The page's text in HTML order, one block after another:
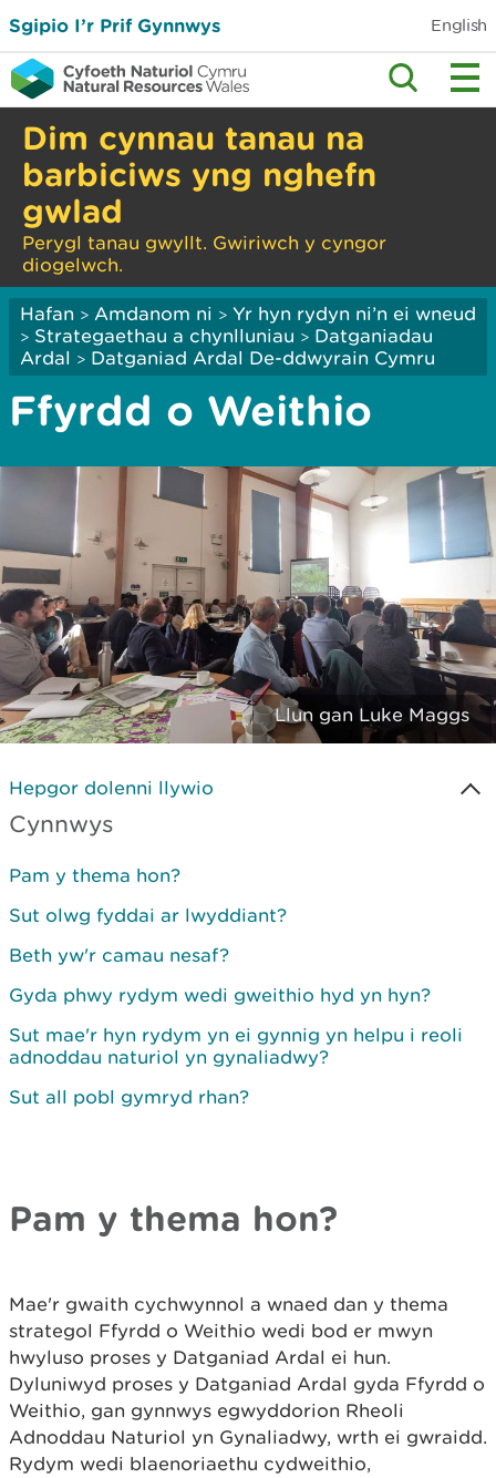
Sgipio I’r Prif Gynnwys English
Dim cynnau tanau na
barbiciws yng nghefn
gwlad
Perygl tanau gwyllt. Gwiriwch y cyngor
diogelwch.
Hafan > Amdanom ni > Yr hyn rydyn ni’n ei wneud
> Strategaethau a chynlluniau > Datganiadau
Ardal > Datganiad Ardal De-ddwyrain Cymru
Ffyrdd o Weithio
Llun gan Luke Maggs
Hepgor dolenni llywio
Cynnwys
Pam y thema hon?
Sut olwg fyddai ar lwyddiant?
Beth yw'r camau nesaf?
Gyda phwy rydym wedi gweithio hyd yn hyn?
Sut mae'r hyn rydym yn ei gynnig yn helpu i reoli
adnoddau naturiol yn gynaliadwy?
Sut all pobl gymryd rhan?
Pam y thema hon?
Mae'r gwaith cychwynnol a wnaed dan y thema
strategol Ffyrdd o Weithio wedi bod er mwyn
hwyluso proses y Datganiad Ardal ei hun.
Dyluniwyd proses y Datganiad Ardal gyda Ffyrdd o
Weithio, gan gynnwys egwyddorion Rheoli
Adnoddau Naturiol yn Gynaliadwy, wrth ei gwraidd.
Rydym wedi blaenoriaethu cydweithio,